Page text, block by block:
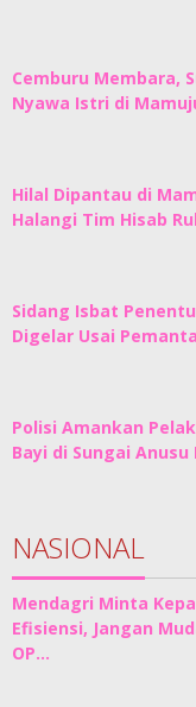
Cemburu Membara,
Nyawa Istri di
Hilal Dipantau di
Halangi Tim Hisab
Sidang Isbat
Digelar Usai
Polisi Amankan
Bayi di Sungai Anusu
NASIONAL
Mendagri Minta
Efisiensi, Jangan
OP…